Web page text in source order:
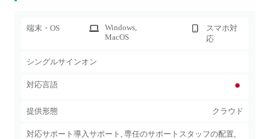
端末・OS Windows,
MacOS
スマホ対
応
シングルサインオン
対応言語
提供形態 クラウド
対応サポート 導入サポート, 専任のサポートスタッフの配置,